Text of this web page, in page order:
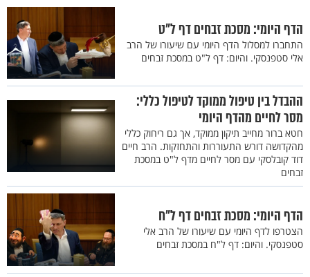
הדף היומי: מסכת זבחים דף ל"ט
התחברו למסלול הדף היומי עם שיעורו של הרב
אלי סטפנסקי. והיום: דף ל"ט במסכת זבחים
ההבדל בין טיפול ממוקד לטיפול כללי:
מסר לחיים מהדף היומי
חטא ברור מחייב תיקון ממוקד, אך גם ריחוק כללי
מהקדושה דורש התעוררות והתחזקות. הרב חיים
דוד קובלסקי עם מסר לחיים מדף ל"ט במסכת
זבחים
הדף היומי: מסכת זבחים דף ל"ח
הצטרפו לדף היומי עם שיעורו של הרב אלי
סטפנסקי. והיום: דף ל"ח במסכת זבחים